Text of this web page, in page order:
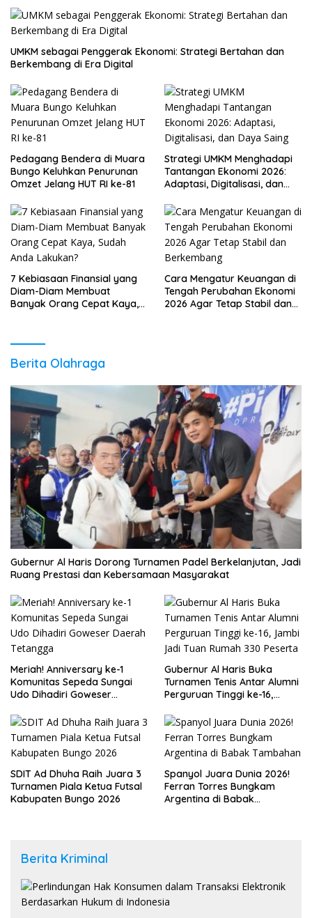
UMKM sebagai Penggerak Ekonomi: Strategi Bertahan dan
Berkembang di Era Digital
Pedagang Bendera di Muara
Bungo Keluhkan Penurunan
Omzet Jelang HUT RI ke-81
Strategi UMKM Menghadapi
Tantangan Ekonomi 2026:
Adaptasi, Digitalisasi, dan
7 Kebiasaan Finansial yang
Diam-Diam Membuat
Banyak Orang Cepat Kaya,
Cara Mengatur Keuangan di
Tengah Perubahan Ekonomi
2026 Agar Tetap Stabil dan
Berita Olahraga
Gubernur Al Haris Dorong Turnamen Padel Berkelanjutan, Jadi
Ruang Prestasi dan Kebersamaan Masyarakat
Meriah! Anniversary ke-1
Komunitas Sepeda Sungai
Udo Dihadiri Goweser
Gubernur Al Haris Buka
Turnamen Tenis Antar Alumni
Perguruan Tinggi ke-16,
Peserta
SDIT Ad Dhuha Raih Juara 3
Turnamen Piala Ketua Futsal
Kabupaten Bungo 2026
Spanyol Juara Dunia 2026!
Ferran Torres Bungkam
Argentina di Babak
Berita Kriminal